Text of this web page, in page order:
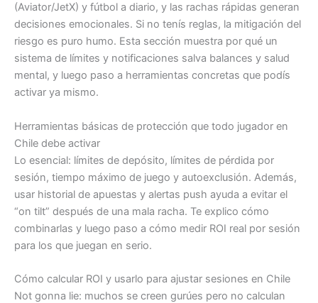
(Aviator/JetX) y fútbol a diario, y las rachas rápidas generan
decisiones emocionales. Si no tenís reglas, la mitigación del
riesgo es puro humo. Esta sección muestra por qué un
sistema de límites y notificaciones salva balances y salud
mental, y luego paso a herramientas concretas que podís
activar ya mismo.
Herramientas básicas de protección que todo jugador en
Chile debe activar
Lo esencial: límites de depósito, límites de pérdida por
sesión, tiempo máximo de juego y autoexclusión. Además,
usar historial de apuestas y alertas push ayuda a evitar el
“on tilt” después de una mala racha. Te explico cómo
combinarlas y luego paso a cómo medir ROI real por sesión
para los que juegan en serio.
Cómo calcular ROI y usarlo para ajustar sesiones en Chile
Not gonna lie: muchos se creen gurúes pero no calculan